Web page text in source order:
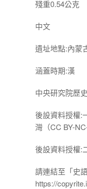
殘重0.54公克
中文
遺址地點:內蒙
涵蓋時期:漢
中央研究院歷
後設資料授權:
灣（CC BY-
後設資料授權:
請連結至「史
https://